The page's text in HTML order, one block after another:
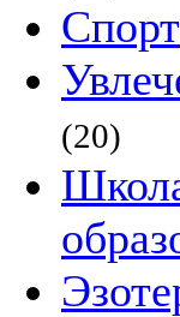
Спорт
(20)